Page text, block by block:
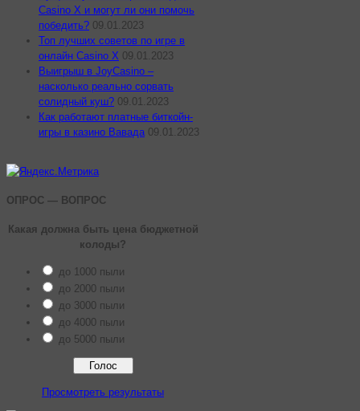
Casino X и могут ли они помочь
победить? 09.01.2023
Топ лучших советов по игре в
онлайн Casino X 09.01.2023
Выигрыш в JoyCasino –
насколько реально сорвать
солидный куш? 09.01.2023
Как работают платные биткойн-
игры в казино Вавада 09.01.2023
ОПРОС — ВОПРОС
Какая должна быть цена бюджетной
колоды?
до 1000 пыли
до 2000 пыли
до 3000 пыли
до 4000 пыли
до 5000 пыли
Просмотреть результаты